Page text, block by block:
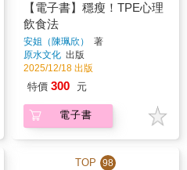
【電子書】穩瘦！TPE心理
飲食法
安姐（陳珮欣）
著
原水文化 出版
2025/12/18 出版
特價 300 元
電子書
TOP 98